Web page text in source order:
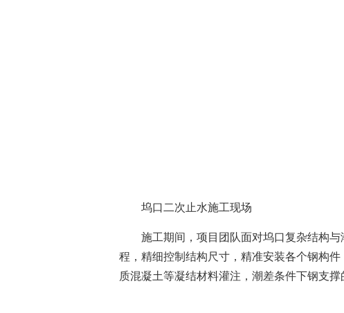
坞口二次止水施工现场
施工期间，项目团队面对坞口复杂结构
程，精细控制结构尺寸，精准安装各个钢构
质混凝土等凝结材料灌注，潮差条件下钢支撑